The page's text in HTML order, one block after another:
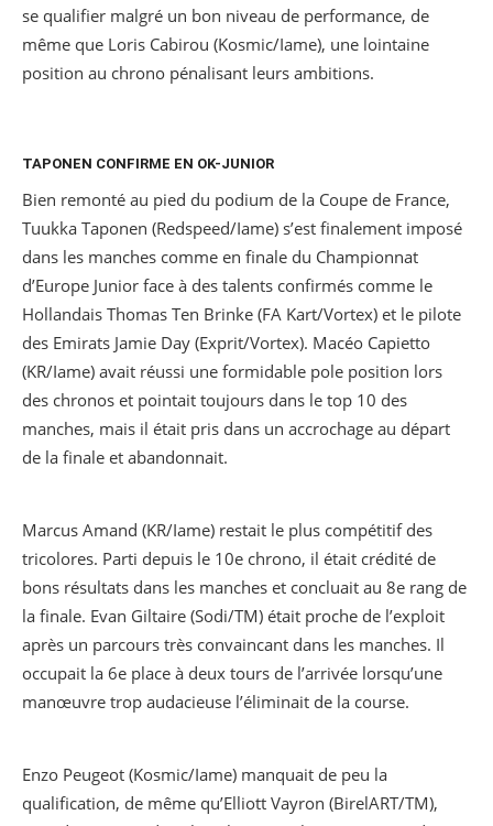
se qualifier malgré un bon niveau de performance, de
même que Loris Cabirou (Kosmic/Iame), une lointaine
position au chrono pénalisant leurs ambitions.
TAPONEN CONFIRME EN OK-JUNIOR
Bien remonté au pied du podium de la Coupe de France,
Tuukka Taponen (Redspeed/Iame) s’est finalement imposé
dans les manches comme en finale du Championnat
d’Europe Junior face à des talents confirmés comme le
Hollandais Thomas Ten Brinke (FA Kart/Vortex) et le pilote
des Emirats Jamie Day (Exprit/Vortex). Macéo Capietto
(KR/Iame) avait réussi une formidable pole position lors
des chronos et pointait toujours dans le top 10 des
manches, mais il était pris dans un accrochage au départ
de la finale et abandonnait.
Marcus Amand (KR/Iame) restait le plus compétitif des
tricolores. Parti depuis le 10e chrono, il était crédité de
bons résultats dans les manches et concluait au 8e rang de
la finale. Evan Giltaire (Sodi/TM) était proche de l’exploit
après un parcours très convaincant dans les manches. Il
occupait la 6e place à deux tours de l’arrivée lorsqu’une
manœuvre trop audacieuse l’éliminait de la course.
Enzo Peugeot (Kosmic/Iame) manquait de peu la
qualification, de même qu’Elliott Vayron (BirelART/TM),